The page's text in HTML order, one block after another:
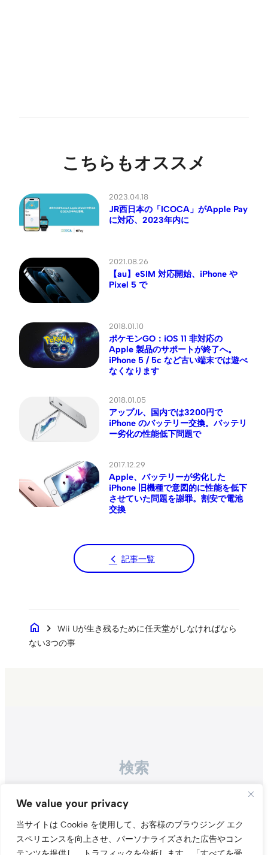
We value your privacy
当サイトは Cookie を使用して、お客様のブラウジング エク
スペリエンスを向上させ、パーソナライズされた広告やコン
こちらもオススメ
2023.04.18
JR西日本の「ICOCA」がApple Pay
に対応、2023年内に
2021.08.26
【au】eSIM 対応開始、iPhone や
Pixel 5 で
2018.01.10
ポケモンGO：iOS 11 非対応の
Apple 製品のサポートが終了へ。
iPhone 5 / 5c など古い端末では遊べ
なくなります
2018.01.05
アップル、国内では3200円で
iPhone のバッテリー交換。バッテリ
ー劣化の性能低下問題で
2017.12.29
Apple、バッテリーが劣化した
iPhone 旧機種で意図的に性能を低下
させていた問題を謝罪。割安で電池
交換
記事一覧
home chevron_right
Wii Uが生き残るために任天堂がしなければなら
ない3つの事
検索
Search